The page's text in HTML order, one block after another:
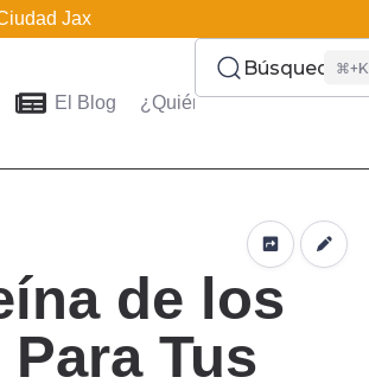
Jax
El Blog ¿Quiénes Somos?
Búsqueda⌘+K
de los
Tus